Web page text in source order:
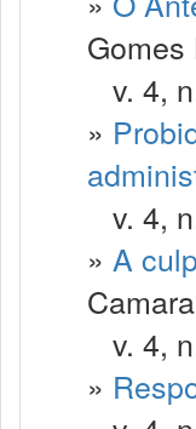
Gomes
v. 4,
»
v. 4,
» A
v. 4,
»